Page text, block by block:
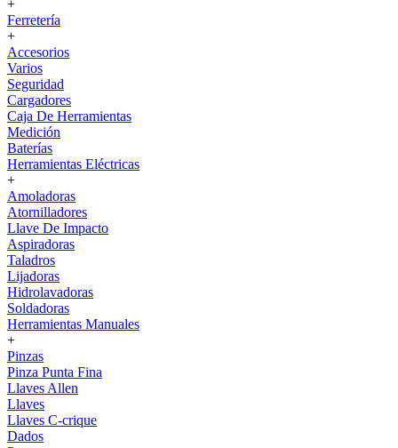
+
Ferretería
+
Accesorios
Varios
Seguridad
Cargadores
Caja De Herramientas
Medición
Baterías
Herramientas Eléctricas
+
Amoladoras
Atornilladores
Llave De Impacto
Aspiradoras
Taladros
Lijadoras
Hidrolavadoras
Soldadoras
Herramientas Manuales
+
Pinzas
Pinza Punta Fina
Llaves Allen
Llaves
Llaves C-crique
Dados